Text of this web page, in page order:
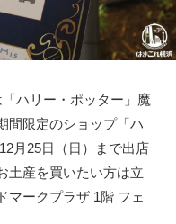
ハリー・ポッター」魔
間限定のショップ「ハ
月25日（日）まで出店
土産を買いたい方は立
ークプラザ 1階 フェ